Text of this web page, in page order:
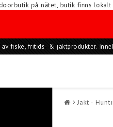
på nätet, butik finns
fiske, fritids- & jaktprodukter.
Jakt -